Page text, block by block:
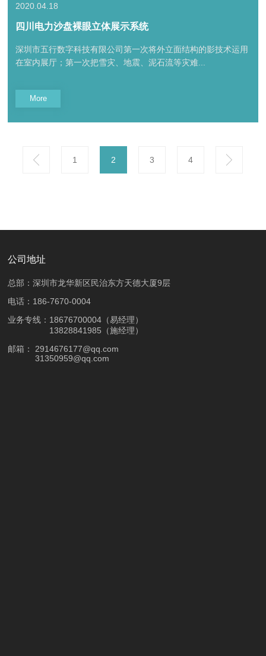
2020.04.18
四川电力沙盘裸眼立体展示系统
深圳市五行数字科技有限公司第一次将外立面结构的影技术运用
在室内展厅；第一次把雪灾、地震、泥石流等灾难...
More
1 2 3 4
公司地址
总部：深圳市龙华新区民治东方天德大厦9层
电话：186-7670-0004
业务专线：18676700004（易经理）
13828841985（施经理）
邮箱： 2914676177@qq.com
31350959@qq.com